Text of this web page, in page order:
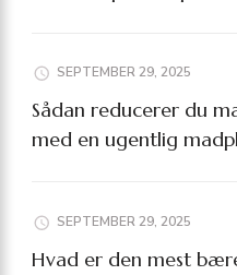
SEPTEMBER 29, 2025
Sådan reducerer du
med en ugentlig
SEPTEMBER 29, 2025
Hvad er den mest